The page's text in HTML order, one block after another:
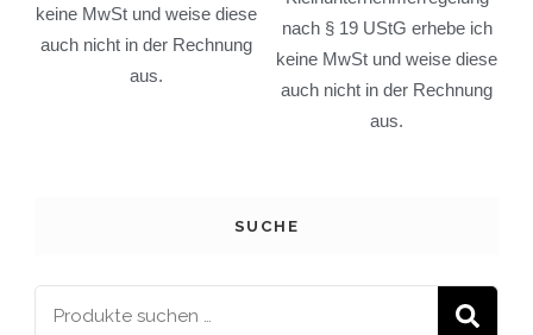
keine MwSt und weise diese
auch nicht in der Rechnung
aus.
nach § 19 UStG erhebe ich
keine MwSt und weise diese
auch nicht in der Rechnung
aus.
SUCHE